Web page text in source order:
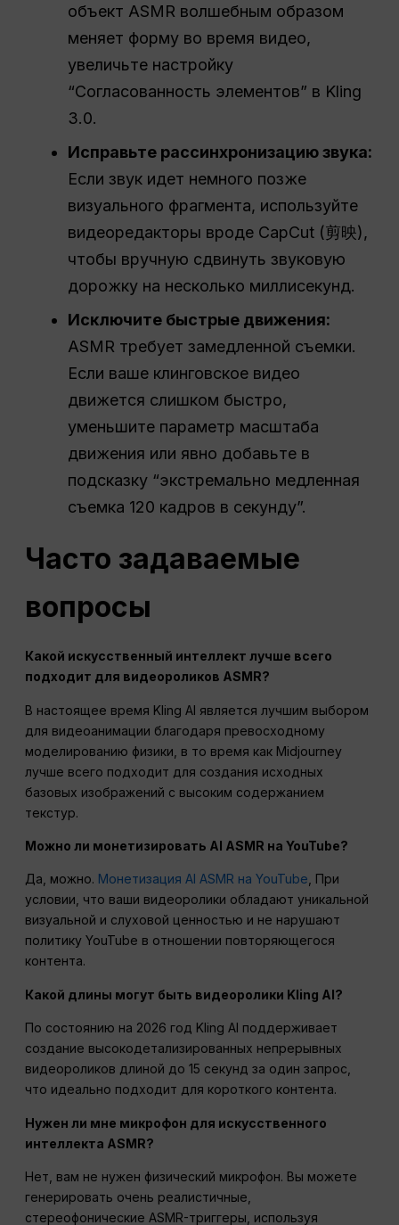
объект ASMR волшебным образом
меняет форму во время видео,
увеличьте настройку
“Согласованность элементов” в Kling
3.0.
Исправьте рассинхронизацию звука:
Если звук идет немного позже
визуального фрагмента, используйте
видеоредакторы вроде CapCut (剪映),
чтобы вручную сдвинуть звуковую
дорожку на несколько миллисекунд.
Исключите быстрые движения:
ASMR требует замедленной съемки.
Если ваше клинговское видео
движется слишком быстро,
уменьшите параметр масштаба
движения или явно добавьте в
подсказку “экстремально медленная
съемка 120 кадров в секунду”.
Часто задаваемые
вопросы
Какой искусственный интеллект лучше всего
подходит для видеороликов ASMR?
В настоящее время Kling AI является лучшим выбором
для видеоанимации благодаря превосходному
моделированию физики, в то время как Midjourney
лучше всего подходит для создания исходных
базовых изображений с высоким содержанием
текстур.
Можно ли монетизировать AI ASMR на YouTube?
Да, можно. Монетизация AI ASMR на YouTube, При
условии, что ваши видеоролики обладают уникальной
визуальной и слуховой ценностью и не нарушают
политику YouTube в отношении повторяющегося
контента.
Какой длины могут быть видеоролики Kling AI?
По состоянию на 2026 год Kling AI поддерживает
создание высокодетализированных непрерывных
видеороликов длиной до 15 секунд за один запрос,
что идеально подходит для короткого контента.
Нужен ли мне микрофон для искусственного
интеллекта ASMR?
Нет, вам не нужен физический микрофон. Вы можете
генерировать очень реалистичные,
стереофонические ASMR-триггеры, используя